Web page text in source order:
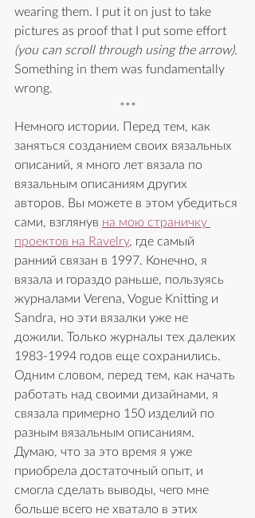
wearing them. I put it on just to take
pictures as proof that I put some effort
(you can scroll through using the arrow).
Something in them was fundamentally
wrong.
***
Немного истории. Перед тем, как
заняться созданием своих вязальных
описаний, я много лет вязала по
вязальным описаниям других
авторов. Вы можете в этом убедиться
сами, взглянув на мою страничку
проектов на Ravelry, где самый
ранний связан в 1997. Конечно, я
вязала и гораздо раньше, пользуясь
журналами Verena, Vogue Knitting и
Sandra, но эти вязалки уже не
дожили. Только журналы тех далеких
1983-1994 годов eще сохранились.
Одним словом, перед тем, как начать
работать над своими дизайнами, я
связала примерно 150 изделий по
разным вязальным описаниям.
Думаю, что за это время я уже
приобрела достаточный опыт, и
смогла сделать выводы, чего мне
больше всего не хватало в этих